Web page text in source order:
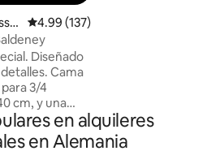
Calificación promedio: 4.99 de
4.99 (137)
Diseñado
Cama
3/4
cm, y una
así como unen alquileres
en Alemania